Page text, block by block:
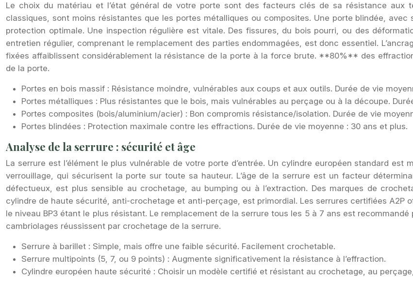
Le choix du matériau et l’état général de votre porte sont des facteurs clés de sa résistance aux
classiques, sont moins résistantes que les portes métalliques ou composites. Une porte blindée,
protection optimale. Une inspection régulière est vitale. Des fissures, du bois pourri, ou des
entretien régulier, comprenant le remplacement des parties endommagées, est donc essentiel.
fixées affaiblissent considérablement la résistance de la porte à la force brute. **80%** des
de la porte.
Portes en bois massif : Résistance moindre, vulnérables aux coups et aux outils. Durée de vie
Portes métalliques : Plus résistantes que le bois, mais vulnérables au perçage ou à la découpe.
Portes composites (bois/aluminium/acier) : Bon compromis résistance/isolation. Durée de vie
Portes blindées : Protection maximale contre les effractions. Durée de vie moyenne : 30 ans et plus.
Analyse de la serrure : sécurité et âge
La serrure est l’élément le plus vulnérable de votre porte d’entrée. Un cylindre européen standard est
verrouillage, qui sécurisent la porte sur toute sa hauteur. L’âge de la serrure est un facteur
défectueux, est plus sensible au crochetage, au bumping ou à l’extraction. Des marques de
cylindre de haute sécurité, anti-crochetage et anti-perçage, est primordial. Les serrures certifiées A2P
le niveau BP3 étant le plus résistant. Le remplacement de la serrure tous les 5 à 7 ans est
cambriolages réussissent par crochetage de la serrure.
Serrure à barillet : Simple, mais offre une faible sécurité. Facilement crochetable.
Serrure multipoints (5, 7, ou 9 points) : Augmente significativement la résistance à l’effraction.
Cylindre européen haute sécurité : Choisir un modèle certifié et résistant au crochetage, au